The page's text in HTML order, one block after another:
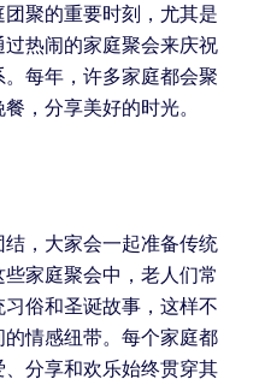
聚的重要时刻，尤其是
热闹的家庭聚会来庆祝
每年，许多家庭都会聚
，分享美好的时光。
，大家会一起准备传统
家庭聚会中，老人们常
俗和圣诞故事，这样不
情感纽带。每个家庭都
分享和欢乐始终贯穿其